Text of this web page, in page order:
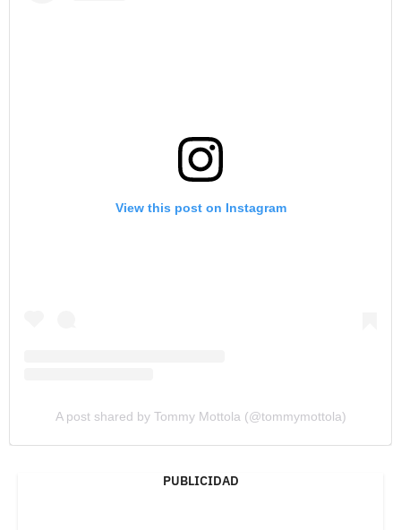
View this post on Instagram
A post shared by Tommy Mottola (@tommymottola)
PUBLICIDAD